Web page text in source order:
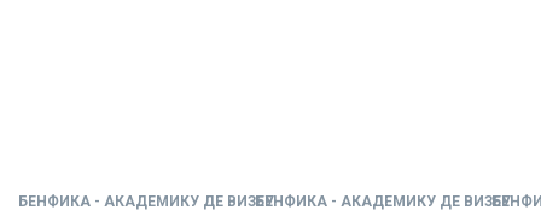
БЕНФИКА - АКАДЕМИКУ ДЕ ВИЗЕУБЕНФИКА - АКАДЕМИКУ ДЕ ВИЗЕУ